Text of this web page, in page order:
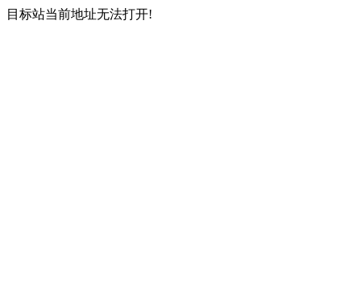
目标站当前地址无法打开!